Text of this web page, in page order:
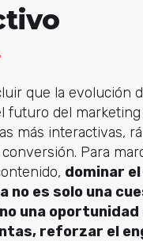
que la evolución
futuro del marketing
más interactivas,
Para
dominar
no es solo una
una oportunidad
reforzar el